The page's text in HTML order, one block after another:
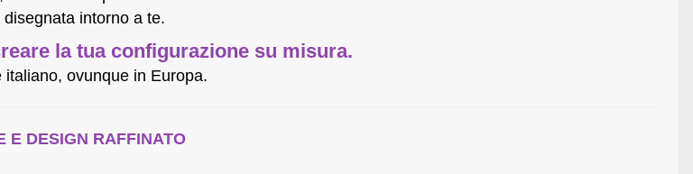
disegnata intorno a te.
la tua configurazione su misura.
ovunque in Europa.
E DESIGN RAFFINATO